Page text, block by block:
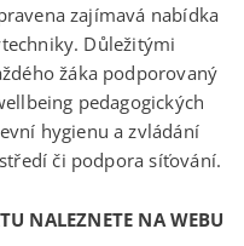
zajímavá nabídka
Důležitými
žáka podporovaný
pedagogických
hygienu a zvládání
či podpora síťování.
NALEZNETE NA WEBU